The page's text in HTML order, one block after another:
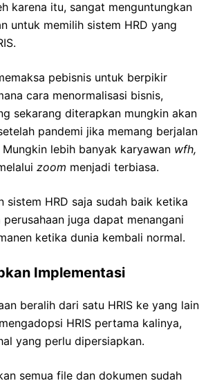
karena itu, sangat menguntungkan
untuk memilih sistem HRD yang
pebisnis untuk berpikir
cara menormalisasi bisnis,
sekarang diterapkan mungkin akan
pandemi jika memang berjalan
lebih banyak karyawan wfh,
zoom menjadi terbiasa.
sistem HRD saja sudah baik ketika
perusahaan juga dapat menangani
ketika dunia kembali normal.
Implementasi
beralih dari satu HRIS ke yang lain
HRIS pertama kalinya,
yang perlu dipersiapkan.
semua file dan dokumen sudah